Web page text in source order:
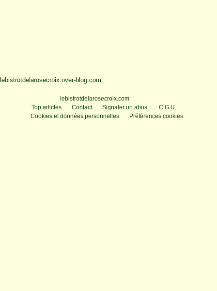
lebistrotdelarosecroix.over-blog.com
lebistrotdelarosecroix.com
Top articles
Contact Signaler un abus
C.G.U.
Cookies et données personnelles
Préférences cookies